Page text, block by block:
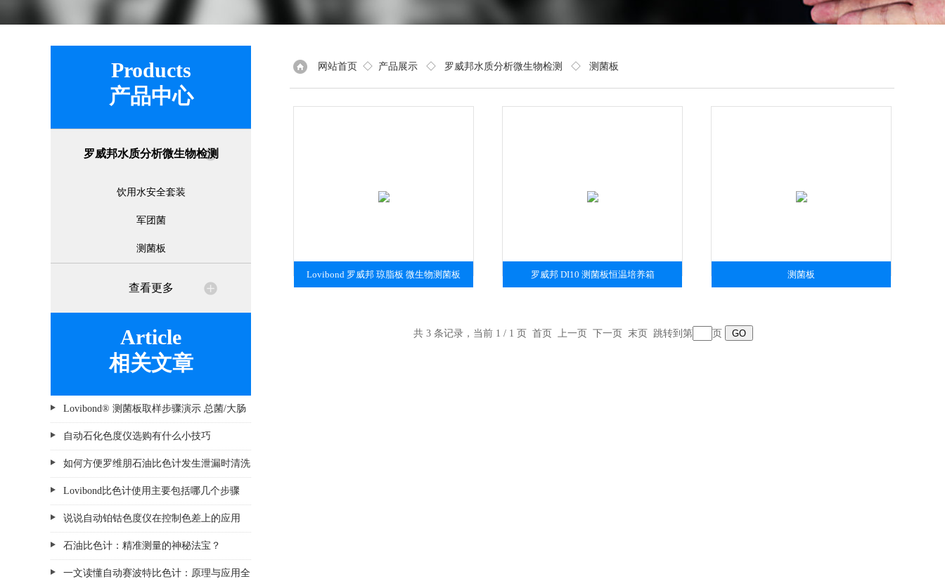
Products
产品中心
罗威邦水质分析微生物检测
饮用水安全套装
军团菌
测菌板
查看更多
Article
相关文章
Lovibond® 测菌板取样步骤演示 总菌/大肠
杆菌/假单胞菌
自动石化色度仪选购有什么小技巧
如何方便罗维朋石油比色计发生泄漏时清洗
Lovibond比色计使用主要包括哪几个步骤
说说自动铂钴色度仪在控制色差上的应用
石油比色计：精准测量的神秘法宝？
一文读懂自动赛波特比色计：原理与应用全
网站首页 ◇ 产品展示 ◇ 罗威邦水质分析微生物检测 ◇ 测菌板
Lovibond 罗威邦 琼脂板 微生物测菌板 罗威邦 DI10 测菌板恒温培养箱 测菌板
共 3 条记录，当前 1 / 1 页 首页 上一页 下一页 末页 跳转到第 页